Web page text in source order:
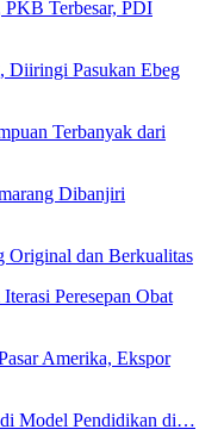
PKB Terbesar, PDI
Diiringi Pasukan Ebeg
Terbanyak dari
Dibanjiri
Original dan Berkualitas
Peresepan Obat
Amerika, Ekspor
Model Pendidikan di…